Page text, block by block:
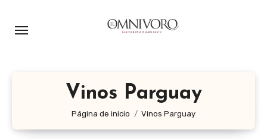
Vinos Parguay
Página de inicio Vinos Parguay